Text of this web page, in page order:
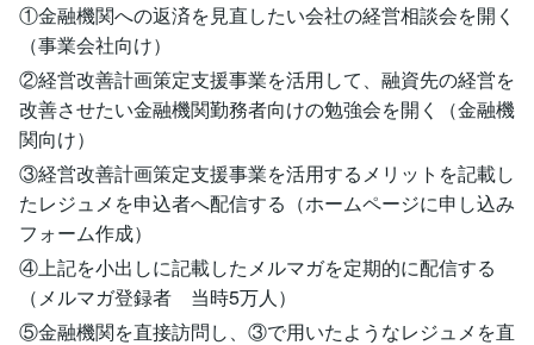
①金融機関への返済を見直したい会社の経営相談会を開く
（事業会社向け）
②経営改善計画策定支援事業を活用して、融資先の経営を
改善させたい金融機関勤務者向けの勉強会を開く（金融機
関向け）
③経営改善計画策定支援事業を活用するメリットを記載し
たレジュメを申込者へ配信する（ホームページに申し込み
フォーム作成）
④上記を小出しに記載したメルマガを定期的に配信する
（メルマガ登録者 当時5万人）
⑤金融機関を直接訪問し、③で用いたようなレジュメを直